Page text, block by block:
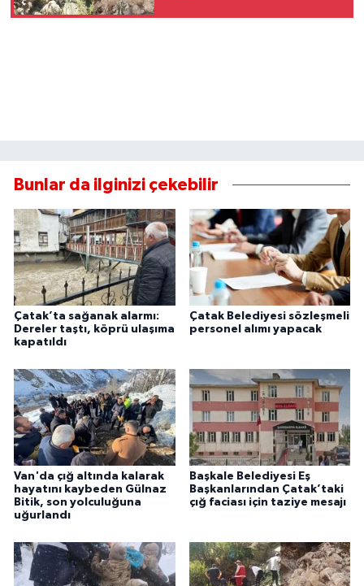
Bunlar da ilginizi çekebilir
Çatak’ta sağanak alarmı:
Dereler taştı, köprü ulaşıma
kapatıldı
Çatak Belediyesi sözleşmeli
personel alımı yapacak
Van'da çığ altında kalarak
hayatını kaybeden Gülnaz
Bitik, son yolculuğuna
uğurlandı
Başkale Belediyesi Eş
Başkanlarından Çatak’taki
çığ faciası için taziye mesajı